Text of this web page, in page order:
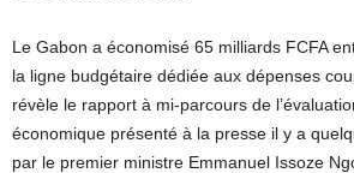
Le Gabon a économisé 65 milliards FCFA
la ligne budgétaire dédiée aux dépenses
révèle le rapport à mi-parcours de
économique présenté à la presse il y a
par le premier ministre Emmanuel Issoze